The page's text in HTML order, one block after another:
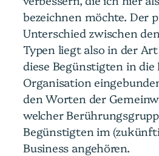
bezeichnen möchte. Der
Unterschied zwischen
Typen liegt also in der
diese Begünstigten in die
Organisation
den Worten der
welcher
Begünstigten im
Business angehören.